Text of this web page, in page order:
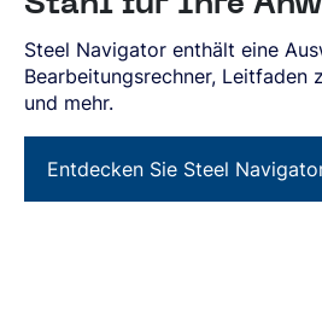
Stahl für Ihre
Steel Navigator enthält eine
Bearbeitungsrechner, Leitfaden
und mehr.
Entdecken Sie Steel